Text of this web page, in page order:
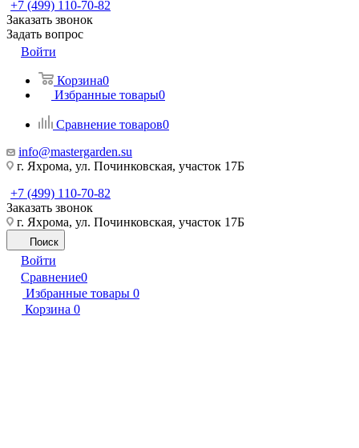
+7 (499) 110-70-82
Заказать звонок
Задать вопрос
Войти
Корзина0
Избранные товары0
Сравнение товаров0
info@mastergarden.su
г. Яхрома, ул. Починковская, участок 17Б
+7 (499) 110-70-82
Заказать звонок
г. Яхрома, ул. Починковская, участок 17Б
Поиск
Войти
Сравнение0
Избранные товары 0
Корзина 0